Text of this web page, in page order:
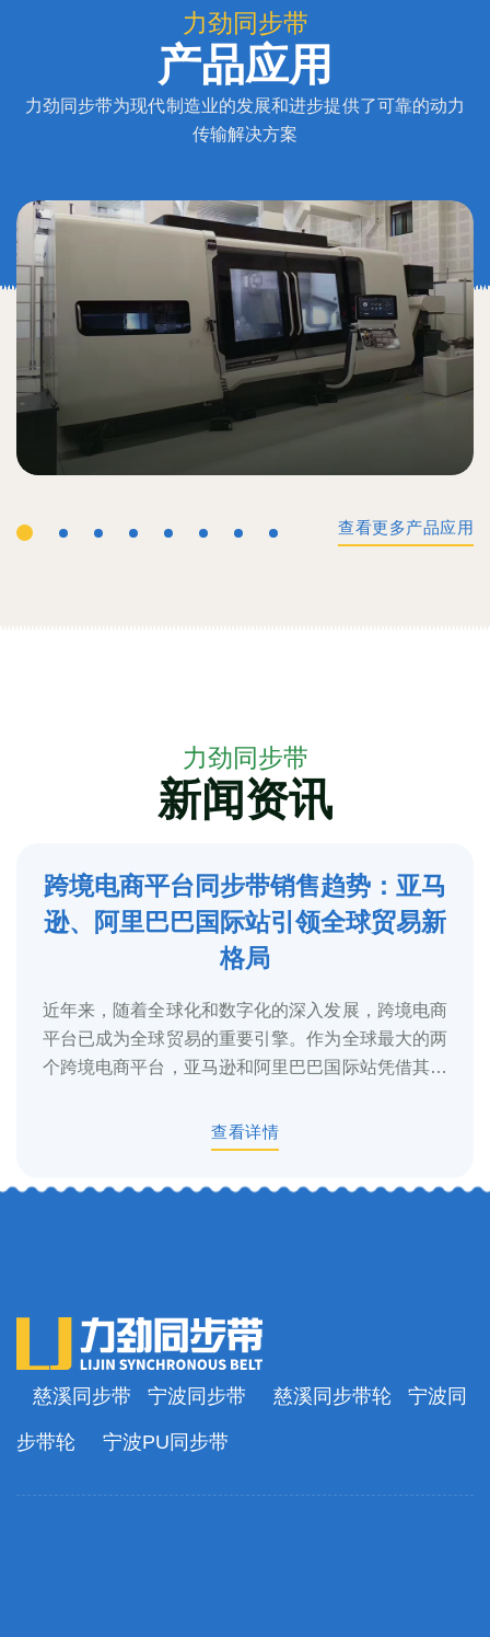
力劲同步带
产品应用
力劲同步带为现代制造业的发展和进步提供了可靠的动力
传输解决方案
查看更多产品应用
力劲同步带
新闻资讯
5
2025-3
跨境电商平台同步带销售趋势：亚马
逊、阿里巴巴国际站引领全球贸易新
格局
近年来，随着全球化和数字化的深入发展，跨境电商
平台已成为全球贸易的重要引擎。作为全球最大的两
个跨境电商平台，亚马逊和阿里巴巴国际站凭借其庞
查看详情
慈溪同步带 宁波同步带 慈溪同步带轮 宁波同
步带轮 宁波PU同步带